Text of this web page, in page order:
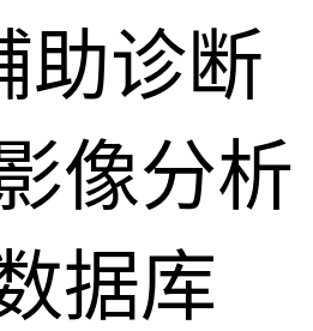
助诊断
像分析
据库